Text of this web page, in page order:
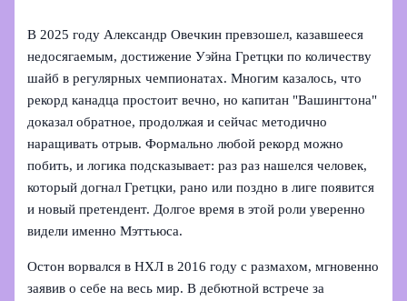
В 2025 году Александр Овечкин превзошел, казавшееся
недосягаемым, достижение Уэйна Гретцки по количеству
шайб в регулярных чемпионатах. Многим казалось, что
рекорд канадца простоит вечно, но капитан "Вашингтона"
доказал обратное, продолжая и сейчас методично
наращивать отрыв. Формально любой рекорд можно
побить, и логика подсказывает: раз раз нашелся человек,
который догнал Гретцки, рано или поздно в лиге появится
и новый претендент. Долгое время в этой роли уверенно
видели именно Мэттьюса.
Остон ворвался в НХЛ в 2016 году с размахом, мгновенно
заявив о себе на весь мир. В дебютной встрече за